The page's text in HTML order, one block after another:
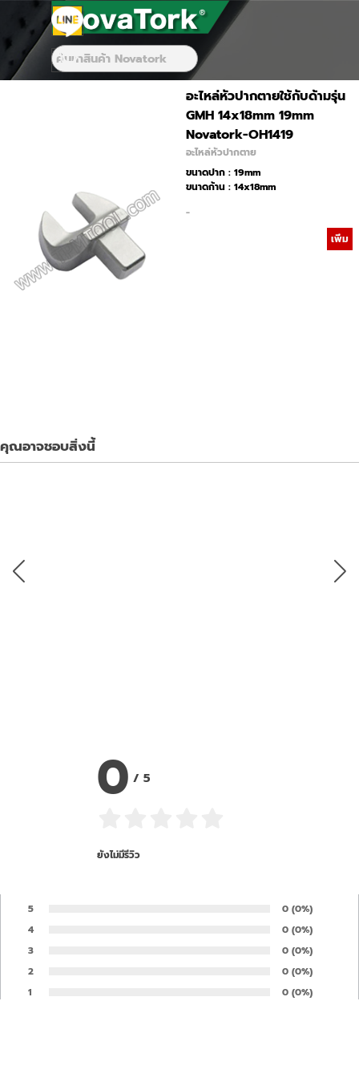
Go to content
Skip menu
Skip menu
อะไหล่หัวปากตายใช้กับด้ามรุ่น
GMH 14x18mm 19mm
Novatork-OH1419
อะไหล่หัวปากตาย
ขนาดปาก : 19mm
ขนาดก้าน : 14x18mm
-
เพิ่ม
คุณอาจชอบสิ่งนี้
0 /5
ยังไม่มีรีวิว
5 Number of rates:
0 Percentage
(0%)
4 Number of rates:
0 Percentage
(0%)
3 Number of rates:
0 Percentage
(0%)
2 Number of rates:
0 Percentage
(0%)
1 Number of rates:
0 Percentage
(0%)